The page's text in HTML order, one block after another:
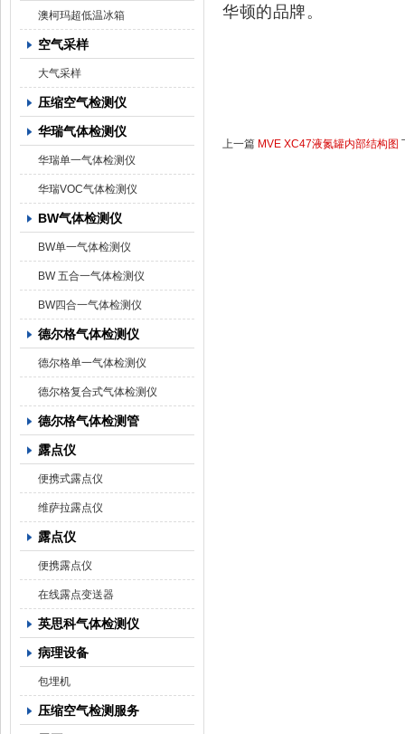
澳柯玛超低温冰箱
空气采样
大气采样
压缩空气检测仪
华瑞气体检测仪
华瑞单一气体检测仪
华瑞VOC气体检测仪
BW气体检测仪
BW单一气体检测仪
BW 五合一气体检测仪
BW四合一气体检测仪
德尔格气体检测仪
德尔格单一气体检测仪
德尔格复合式气体检测仪
德尔格气体检测管
露点仪
便携式露点仪
维萨拉露点仪
露点仪
便携露点仪
在线露点变送器
英思科气体检测仪
病理设备
包埋机
压缩空气检测服务
华顿的品牌。
上一篇 MVE XC47液氮罐内部结构图